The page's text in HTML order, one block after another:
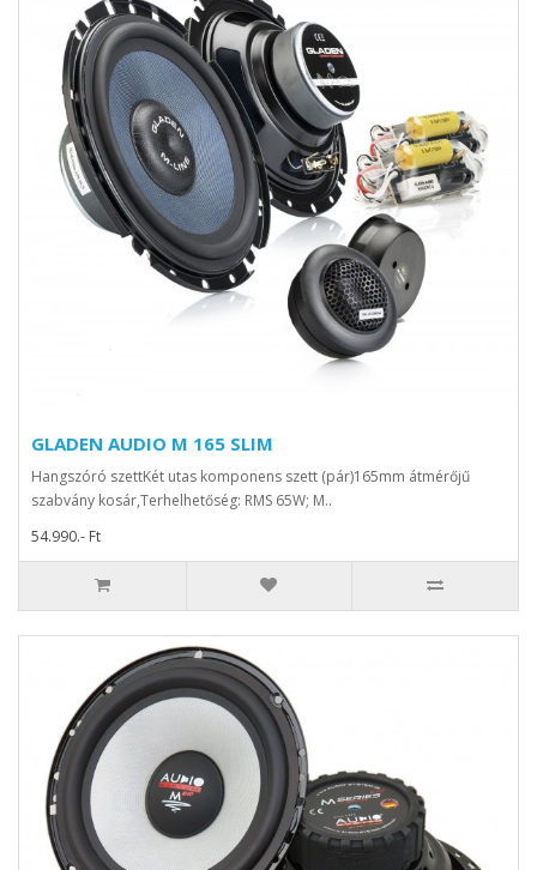
GLADEN AUDIO M 165 SLIM
Hangszóró szettKét utas komponens szett (pár)165mm átmérőjű
szabvány kosár,Terhelhetőség: RMS 65W; M..
54.990.- Ft